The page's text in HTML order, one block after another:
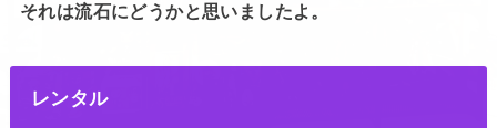
それは流石にどうかと思いましたよ。
レンタル